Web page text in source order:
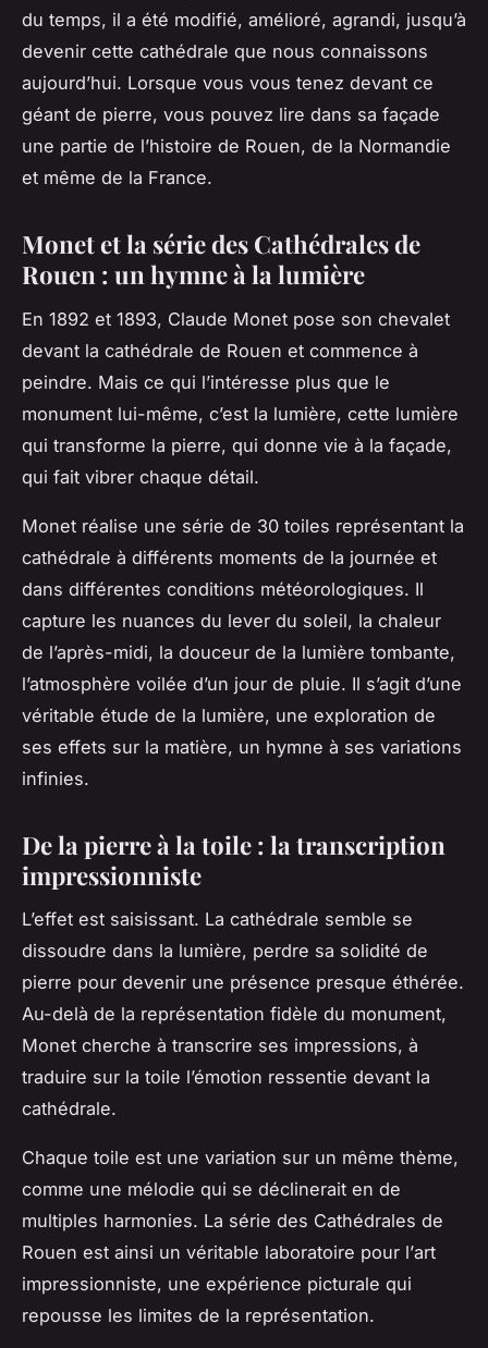
du temps, il a été modifié, amélioré, agrandi, jusqu’à
devenir cette cathédrale que nous connaissons
aujourd’hui. Lorsque vous vous tenez devant ce
géant de pierre, vous pouvez lire dans sa façade
une partie de l’histoire de Rouen, de la Normandie
et même de la France.
Monet et la série des Cathédrales de
Rouen : un hymne à la lumière
En 1892 et 1893, Claude Monet pose son chevalet
devant la cathédrale de Rouen et commence à
peindre. Mais ce qui l’intéresse plus que le
monument lui-même, c’est la lumière, cette lumière
qui transforme la pierre, qui donne vie à la façade,
qui fait vibrer chaque détail.
Monet réalise une série de 30 toiles représentant la
cathédrale à différents moments de la journée et
dans différentes conditions météorologiques. Il
capture les nuances du lever du soleil, la chaleur
de l’après-midi, la douceur de la lumière tombante,
l’atmosphère voilée d’un jour de pluie. Il s’agit d’une
véritable étude de la lumière, une exploration de
ses effets sur la matière, un hymne à ses variations
infinies.
De la pierre à la toile : la transcription
impressionniste
L’effet est saisissant. La cathédrale semble se
dissoudre dans la lumière, perdre sa solidité de
pierre pour devenir une présence presque éthérée.
Au-delà de la représentation fidèle du monument,
Monet cherche à transcrire ses impressions, à
traduire sur la toile l’émotion ressentie devant la
cathédrale.
Chaque toile est une variation sur un même thème,
comme une mélodie qui se déclinerait en de
multiples harmonies. La série des Cathédrales de
Rouen est ainsi un véritable laboratoire pour l’art
impressionniste, une expérience picturale qui
repousse les limites de la représentation.